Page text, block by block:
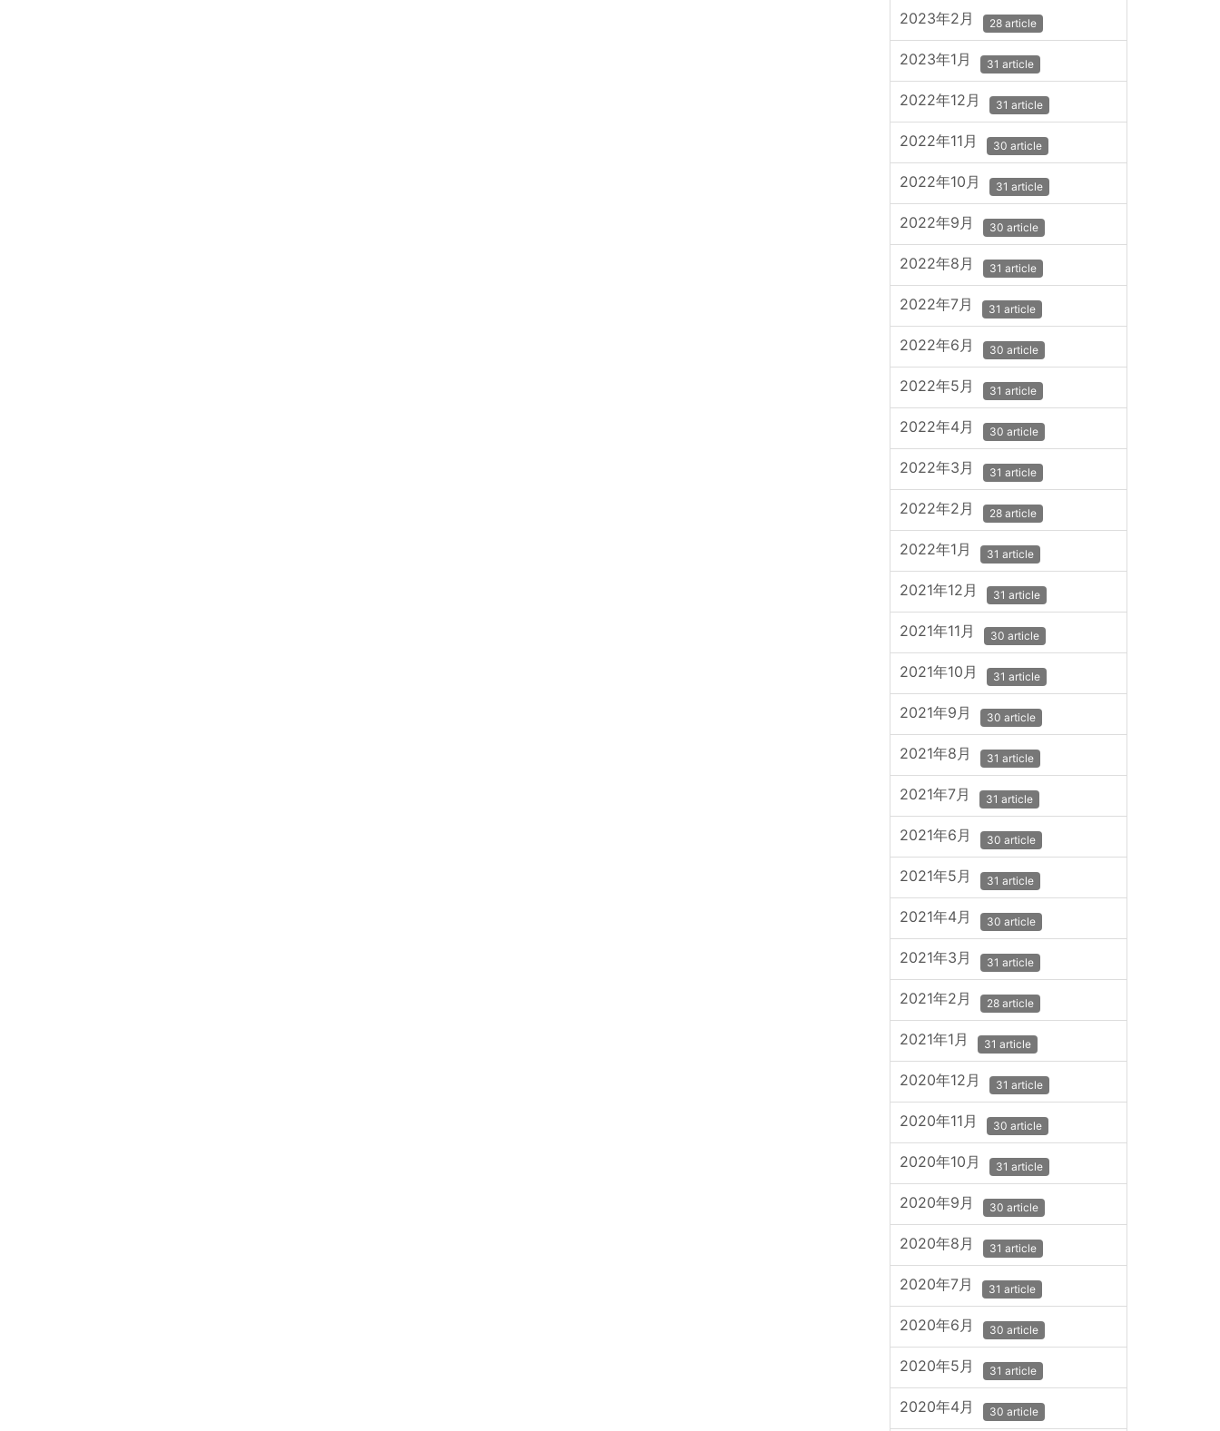
2023年2月 28 article
2023年1月 31 article
2022年12月 31 article
2022年11月 30 article
2022年10月 31 article
2022年9月 30 article
2022年8月 31 article
2022年7月 31 article
2022年6月 30 article
2022年5月 31 article
2022年4月 30 article
2022年3月 31 article
2022年2月 28 article
2022年1月 31 article
2021年12月 31 article
2021年11月 30 article
2021年10月 31 article
2021年9月 30 article
2021年8月 31 article
2021年7月 31 article
2021年6月 30 article
2021年5月 31 article
2021年4月 30 article
2021年3月 31 article
2021年2月 28 article
2021年1月 31 article
2020年12月 31 article
2020年11月 30 article
2020年10月 31 article
2020年9月 30 article
2020年8月 31 article
2020年7月 31 article
2020年6月 30 article
2020年5月 31 article
2020年4月 30 article